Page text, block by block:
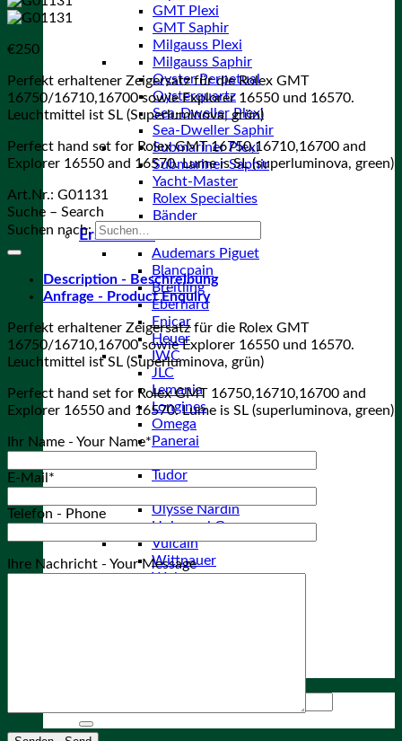
GMT Plexi
GMT Saphir
Milgauss Plexi
Milgauss Saphir
Oyster Perpetual
Oysterquartz
Sea-Dweller Plexi
Sea-Dweller Saphir
Submariner Plexi
Submariner Saphir
Yacht-Master
Rolex Specialties
Bänder
Ersatzteile
Audemars Piguet
Blancpain
Breitling
Eberhard
Enicar
Heuer
IWC
JLC
Lemania
Longines
Omega
Panerai
Tudor
Omega
Ulysse Nardin
Universal Geneve
Vulcain
Wittnauer
Wyler
€250
Perfekt erhaltener Zeigersatz für die Rolex GMT
16750/16710,16700 sowie Explorer 16550 und 16570.
Leuchtmittel ist SL (Superluminova, grün)
Perfect hand set for Rolex GMT 16750,16710,16700 and
Explorer 16550 and 16570. Lume is SL (superluminova, green)
Art.Nr.: G01131
Suche – Search
Suchen nach:
Description - Beschreibung
Anfrage - Product Enquiry
Perfekt erhaltener Zeigersatz für die Rolex GMT
16750/16710,16700 sowie Explorer 16550 und 16570.
Leuchtmittel ist SL (Superluminova, grün)
Perfect hand set for Rolex GMT 16750,16710,16700 and
Explorer 16550 and 16570. Lume is SL (superluminova, green)
Ihr Name - Your Name*
E-Mail*
Telefon - Phone
Ihre Nachricht - Your Message